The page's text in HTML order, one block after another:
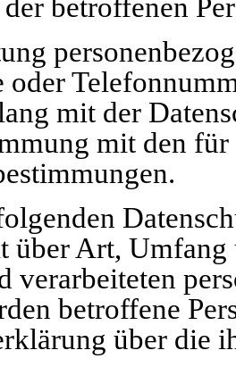
betroffenen
mit der
mit den für
über Art, Umfang
verarbeiteten
betroffene
über die